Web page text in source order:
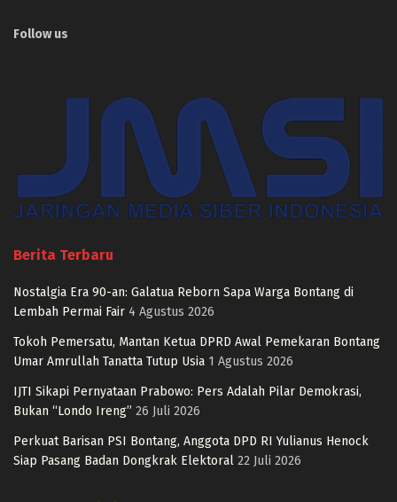
Follow us
Berita Terbaru
Nostalgia Era 90-an: Galatua Reborn Sapa Warga Bontang di
Lembah Permai Fair 4 Agustus 2026
Tokoh Pemersatu, Mantan Ketua DPRD Awal Pemekaran Bontang
Umar Amrullah Tanatta Tutup Usia 1 Agustus 2026
IJTI Sikapi Pernyataan Prabowo: Pers Adalah Pilar Demokrasi,
Bukan “Londo Ireng” 26 Juli 2026
Perkuat Barisan PSI Bontang, Anggota DPD RI Yulianus Henock
Siap Pasang Badan Dongkrak Elektoral 22 Juli 2026